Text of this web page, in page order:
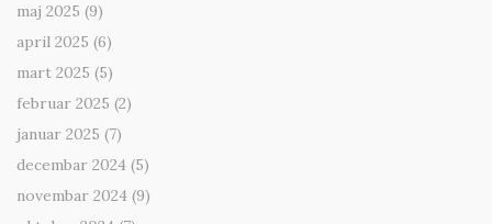
maj 2025 (9)
april 2025 (6)
mart 2025 (5)
februar 2025 (2)
januar 2025 (7)
decembar 2024 (5)
novembar 2024 (9)